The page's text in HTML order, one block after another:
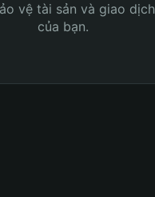
vệ tài sản và giao dịch
của bạn.